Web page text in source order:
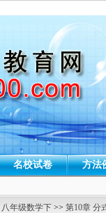
名校试卷 方法
八年级数学下 >> 第10章 分